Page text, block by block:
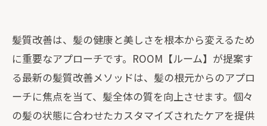
髪質改善は、髪の健康と美しさを根本から変えるため
に重要なアプローチです。ROOM【ルーム】が提案す
る最新の髪質改善メソッドは、髪の根元からのアプロ
ーチに焦点を当て、髪全体の質を向上させます。個々
の髪の状態に合わせたカスタマイズされたケアを提供